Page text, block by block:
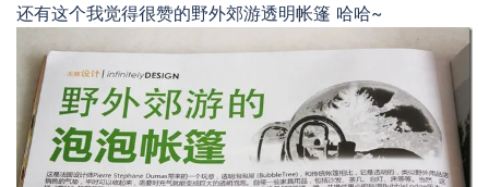
还有这个我觉得很赞的野外郊游透明帐篷 哈哈~